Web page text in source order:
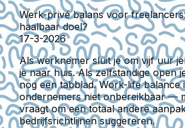
Werk-privé balans voor
haalbaar doel?
17-3-2026
Als werknemer sluit je om vijf uur
je naar huis. Als zelfstandige open
nog een tabblad. Work-life balance
ondernemers niet onbereikbaar —
vraagt om een totaal andere
bedrijfsrichtlijnen suggereren.